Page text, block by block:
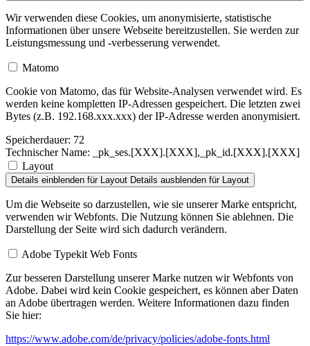
Wir verwenden diese Cookies, um anonymisierte, statistische
Informationen über unsere Webseite bereitzustellen. Sie werden zur
Leistungsmessung und -verbesserung verwendet.
Matomo
Cookie von Matomo, das für Website-Analysen verwendet wird. Es
werden keine kompletten IP-Adressen gespeichert. Die letzten zwei
Bytes (z.B. 192.168.xxx.xxx) der IP-Adresse werden anonymisiert.
Speicherdauer: 72
Technischer Name: _pk_ses.[XXX].[XXX],_pk_id.[XXX].[XXX]
Layout
Details einblenden für Layout Details ausblenden für Layout
Um die Webseite so darzustellen, wie sie unserer Marke entspricht,
verwenden wir Webfonts. Die Nutzung können Sie ablehnen. Die
Darstellung der Seite wird sich dadurch verändern.
Adobe Typekit Web Fonts
Zur besseren Darstellung unserer Marke nutzen wir Webfonts von
Adobe. Dabei wird kein Cookie gespeichert, es können aber Daten
an Adobe übertragen werden. Weitere Informationen dazu finden
Sie hier:
https://www.adobe.com/de/privacy/policies/adobe-fonts.html